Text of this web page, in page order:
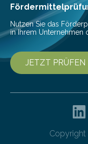
Nutzen Sie das
in Ihrem Unternehmen
JETZT PRÜFEN